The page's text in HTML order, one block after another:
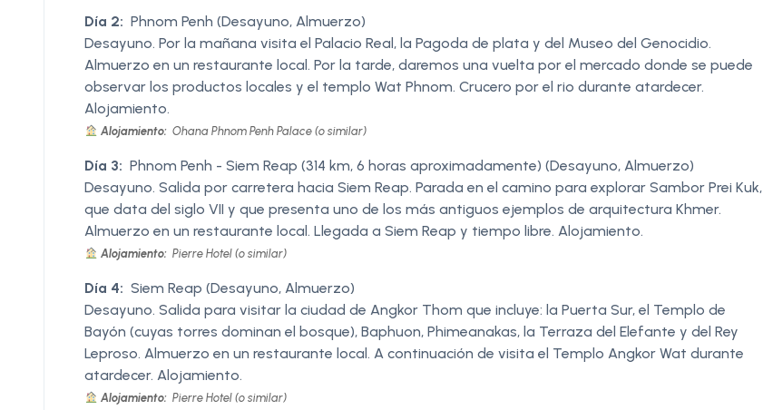
Día 2: Phnom Penh (Desayuno, Almuerzo)
Desayuno. Por la mañana visita el Palacio Real, la Pagoda de plata y del Museo del Genocidio.
Almuerzo en un restaurante local. Por la tarde, daremos una vuelta por el mercado donde se puede
observar los productos locales y el templo Wat Phnom. Crucero por el rio durante atardecer.
Alojamiento.
Alojamiento: Ohana Phnom Penh Palace (o similar)
Día 3: Phnom Penh - Siem Reap (314 km, 6 horas aproximadamente) (Desayuno, Almuerzo)
Desayuno. Salida por carretera hacia Siem Reap. Parada en el camino para explorar Sambor Prei Kuk,
que data del siglo VII y que presenta uno de los más antiguos ejemplos de arquitectura Khmer.
Almuerzo en un restaurante local. Llegada a Siem Reap y tiempo libre. Alojamiento.
Alojamiento: Pierre Hotel (o similar)
Día 4: Siem Reap (Desayuno, Almuerzo)
Desayuno. Salida para visitar la ciudad de Angkor Thom que incluye: la Puerta Sur, el Templo de
Bayón (cuyas torres dominan el bosque), Baphuon, Phimeanakas, la Terraza del Elefante y del Rey
Leproso. Almuerzo en un restaurante local. A continuación de visita el Templo Angkor Wat durante
atardecer. Alojamiento.
Alojamiento: Pierre Hotel (o similar)